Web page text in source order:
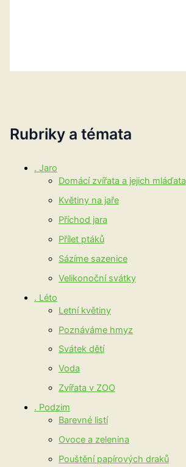
Rubriky a témata
. Jaro
Domácí zvířata a jejich mláďata
Květiny na jaře
Příchod jara
Přílet ptáků
Sázíme sazenice
Velikonoční svátky
. Léto
Letní květiny
Poznáváme hmyz
Svátek dětí
Voda
Zvířata v ZOO
. Podzim
Barevné listí
Ovoce a zelenina
Pouštění papírových draků